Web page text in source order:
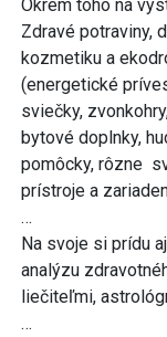
Okrem toho na
Zdravé potraviny,
kozmetiku a
(energetické
sviečky,
bytové doplnky,
pomôcky, rôzne
prístroje a
…
Na svoje si prídu
analýzu
liečiteľmi,
…